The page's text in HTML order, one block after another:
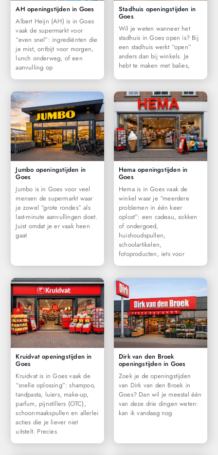
AH openingstijden in Goes
Albert Heijn (AH) is in Goes
vaak de supermarkt voor
“even snel”: ingrediënten die
je mist, ontbijt voor morgen,
lunch onderweg, of een
aanvulling op
Stadhuis openingstijden in
Goes
Wil je weten wanneer het
stadhuis in Goes open is? Bij
een stadhuis werkt “open”
anders dan bij winkels. Je
hebt te maken met balies,
Jumbo openingstijden in
Goes
Jumbo is in Goes voor veel
mensen de supermarkt waar
je zowel “grote rondes” als
last-minute aanvullingen doet.
Juist omdat je er vaak heen
gaat
Hema openingstijden in
Goes
Hema is in Goes vaak de
winkel waar je “meerdere
problemen in één keer
oplost”: een cadeau, sokken
of ondergoed,
huishoudspullen,
schoolartikelen,
fotoproducten, iets voor
Kruidvat openingstijden in
Goes
Kruidvat is in Goes vaak de
“snelle oplossing”: shampoo,
tandpasta, luiers, make-up,
parfum, pijnstillers (OTC),
schoonmaakspullen en allerlei
acties die je liever niet
uitstelt. Precies
Dirk van den Broek
openingstijden in Goes
Zoek je de openingstijden
van Dirk van den Broek in
Goes? Dan wil je meestal één
van deze drie dingen weten:
kan ik vandaag nog